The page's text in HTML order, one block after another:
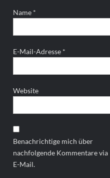
Name *
E-Mail-Adresse *
Website
Benachrichtige mich über
nachfolgende Kommentare via
E-Mail.